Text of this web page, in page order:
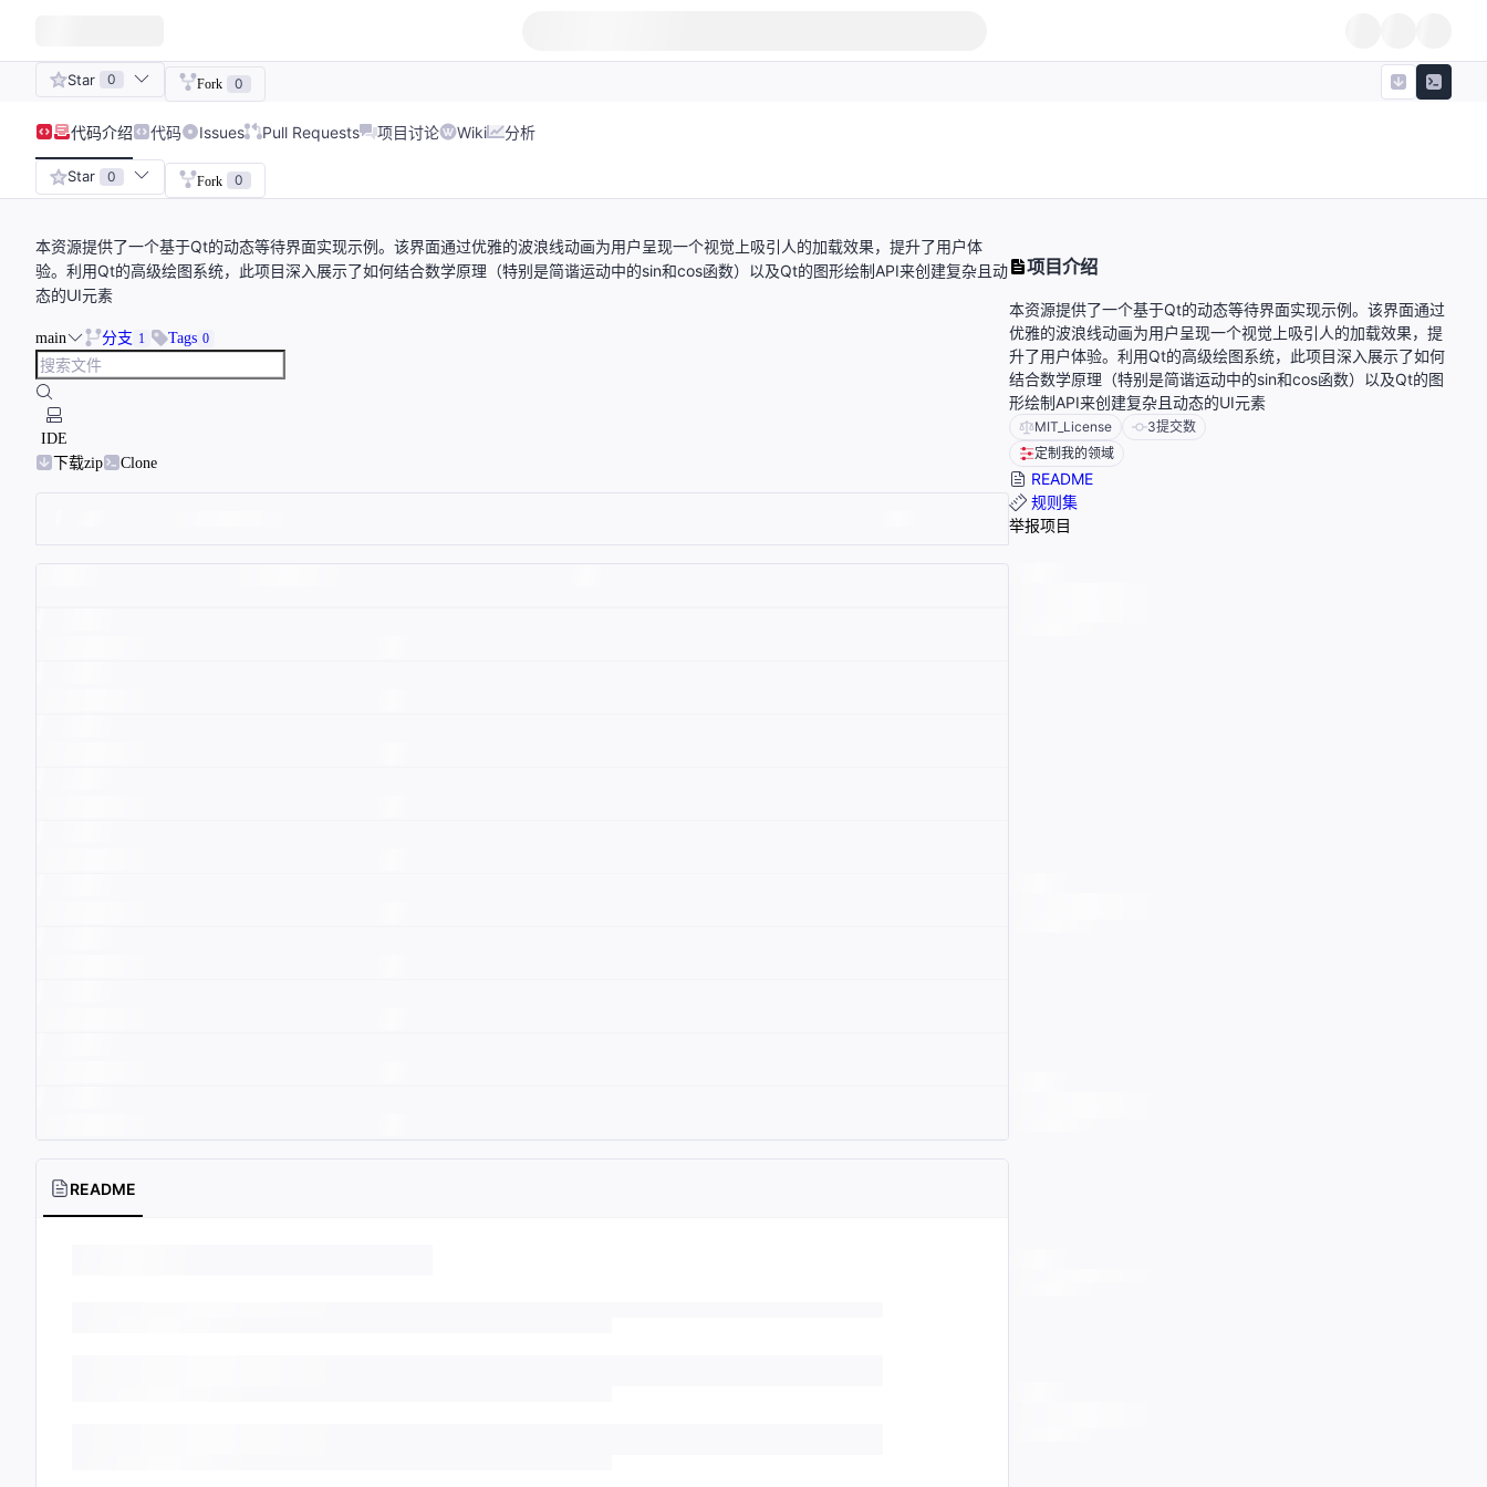
Star 0 Fork 0
代码介绍 代码 Issues Pull Requests 项目讨论 Wiki 分析
Star 0 Fork 0
本资源提供了一个基于Qt的动态等待界面实现示例。该界面通过优雅的波浪线动画为用户呈现一个视觉上吸引人的加载效果，提升了用户体
验。利用Qt的高级绘图系统，此项目深入展示了如何结合数学原理（特别是简谐运动中的sin和cos函数）以及Qt的图形绘制API来创建复杂且动
态的UI元素
main 分支 1 Tags 0
IDE
下载zip
Clone
README
项目介绍
本资源提供了一个基于Qt的动态等待界面实现示例。该界面通过
优雅的波浪线动画为用户呈现一个视觉上吸引人的加载效果，提
升了用户体验。利用Qt的高级绘图系统，此项目深入展示了如何
结合数学原理（特别是简谐运动中的sin和cos函数）以及Qt的图
形绘制API来创建复杂且动态的UI元素
MIT_License 3提交数
定制我的领域
README
规则集
举报项目